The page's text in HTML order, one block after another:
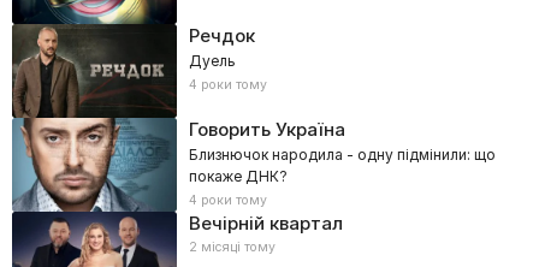
Речдок
Дуель
4 роки тому
Говорить Україна
Близнючок народила - одну підмінили: що
покаже ДНК?
4 роки тому
Вечірній квартал
2 місяці тому